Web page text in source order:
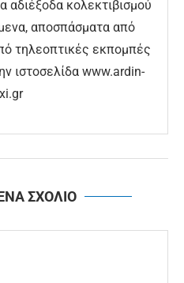
αδιέξοδα κολεκτιβισμού
αποσπάσματα από
τηλεοπτικές εκπομπές
ιστοσελίδα www.ardin-
ΣΧΟΛΙΟ